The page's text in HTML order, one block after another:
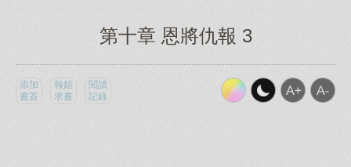
第十章 恩將仇報 3
添加
書簽
報錯
求書
閱讀
記錄